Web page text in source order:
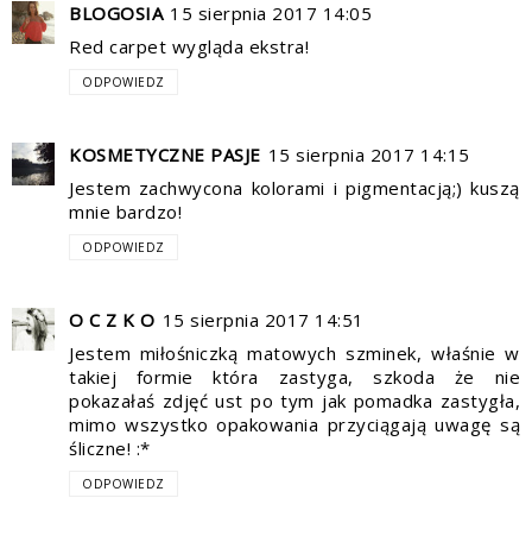
BLOGOSIA 15 sierpnia 2017 14:05
Red carpet wygląda ekstra!
ODPOWIEDZ
KOSMETYCZNE PASJE 15 sierpnia 2017 14:15
Jestem zachwycona kolorami i pigmentacją;) kuszą
mnie bardzo!
ODPOWIEDZ
O C Z K O 15 sierpnia 2017 14:51
Jestem miłośniczką matowych szminek, właśnie w
takiej formie która zastyga, szkoda że nie
pokazałaś zdjęć ust po tym jak pomadka zastygła,
mimo wszystko opakowania przyciągają uwagę są
śliczne! :*
ODPOWIEDZ